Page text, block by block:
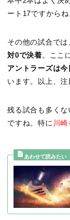
ート17ですからね
その他の試合で
対0で決着。ここ
アントラーズは今
います。以上、注
残る試合も多く
ですね。特に 川